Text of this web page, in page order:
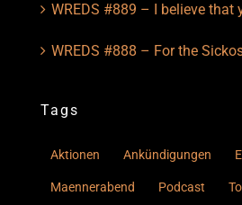
WREDS #889 – I believe that
WREDS #888 – For the
Tags
Aktionen Ankündigungen
Maennerabend Podcast